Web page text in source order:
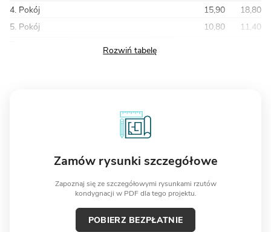
4. Pokój
15,90
18,80
5. Pokój
10,80
11,40
Zamów rysunki szczegółowe
Zapoznaj się ze szczegółowymi rysunkami rzutów
kondygnacji w PDF dla tego projektu.
POBIERZ BEZPŁATNIE